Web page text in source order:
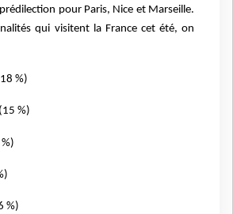
pour Paris, Nice et Marseille.
qui visitent la France cet été, on
%)
%)
%)